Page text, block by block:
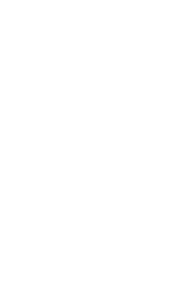
que, antes de
meritorio
para la
piloto tendrá
compitiendo
infantil.Jorge
paraíso para
fuertes
aficionados a
añadió que